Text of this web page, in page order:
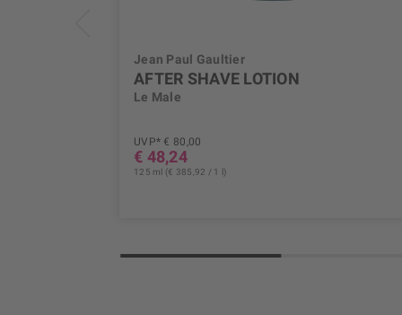
Jean Paul Gaultier
AFTER SHAVE LOTION
Le Male
UVP* € 80,00
€ 48,24
125 ml (€ 385,92 / 1 l)